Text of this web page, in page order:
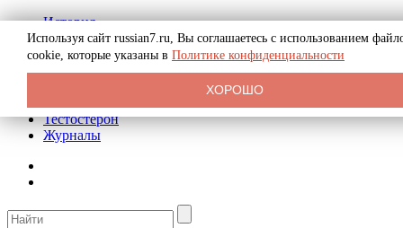
История
Биография
Криминал
Реклама на сайте
Тестостерон
Журналы
Используя сайт russian7.ru, Вы соглашаетесь с использованием
cookie, которые указаны в Политике конфиденциальности
ХОРОШО